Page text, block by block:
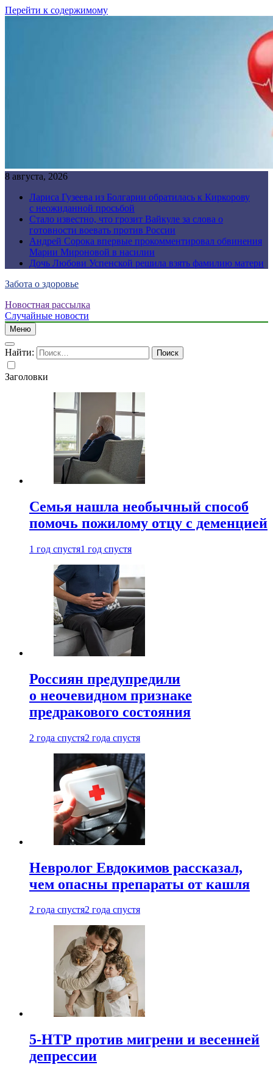
Перейти к содержимому
8 августа, 2026
Лариса Гузеева из Болгарии обратилась к Киркорову
с неожиданной просьбой
Стало известно, что грозит Вайкуле за слова о
готовности воевать против России
Андрей Сорока впервые прокомментировал обвинения
Марии Мироновой в насилии
Дочь Любови Успенской решила взять фамилию матери
Забота о здоровье
Новостная рассылка
Случайные новости
Меню
Найти:
Заголовки
Семья нашла необычный способ
помочь пожилому отцу с деменцией
1 год спустя1 год спустя
Россиян предупредили
о неочевидном признаке
предракового состояния
2 года спустя2 года спустя
Невролог Евдокимов рассказал,
чем опасны препараты от кашля
2 года спустя2 года спустя
5-НТР против мигрени и весенней
депрессии